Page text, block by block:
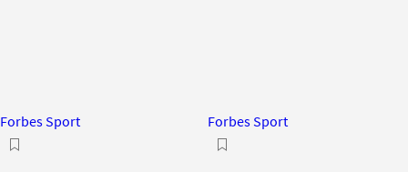
Forbes Sport Forbes Sport